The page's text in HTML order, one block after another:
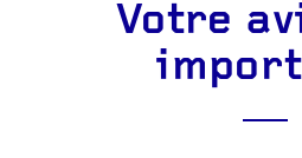
Votre